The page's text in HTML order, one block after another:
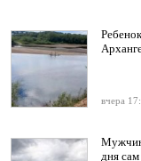
вчера
дня